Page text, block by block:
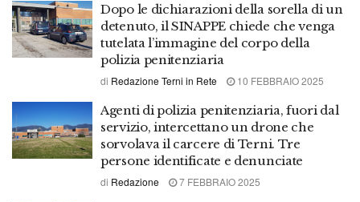
Dopo le dichiarazioni della sorella di un
detenuto, il SINAPPE chiede che venga
tutelata l’immagine del corpo della
polizia penitenziaria
di Redazione Terni in Rete 10 FEBBRAIO 2025
Agenti di polizia penitenziaria, fuori dal
servizio, intercettano un drone che
sorvolava il carcere di Terni. Tre
persone identificate e denunciate
di Redazione 7 FEBBRAIO 2025